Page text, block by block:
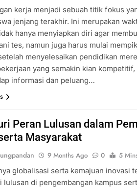
kerja menjadi sebuah titik fokus
jenjang terakhir. Ini merupakan
hanya menyiapkan diri agar
tes, namun juga harus mulai
menyelesaikan pendidikan
yang semakin kian kompetitif,
informasi dan peluang…
Peran Lulusan dalam
Masyarakat
9 Months Ago 0
5
globalisasi serta kemajuan inovasi
lulusan di pengembangan kampus